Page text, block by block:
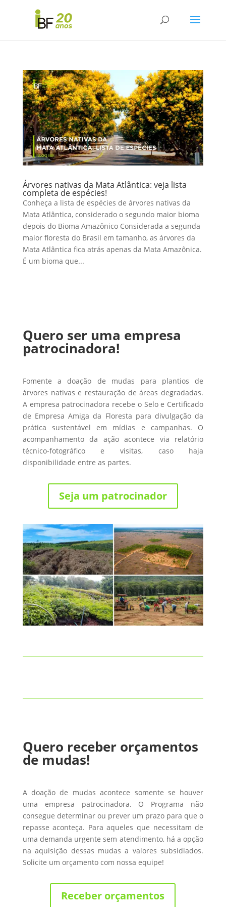
Árvores nativas da Mata Atlântica: veja lista
completa de espécies!
Conheça a lista de espécies de árvores nativas da
Mata Atlântica, considerado o segundo maior bioma
depois do Bioma Amazônico Considerada a segunda
maior floresta do Brasil em tamanho, as árvores da
Mata Atlântica fica atrás apenas da Mata Amazônica.
É um bioma que...
Quero ser uma empresa
patrocinadora!
Fomente a doação de mudas para plantios de
árvores nativas e restauração de áreas degradadas.
A empresa patrocinadora recebe o Selo e Certificado
de Empresa Amiga da Floresta para divulgação da
prática sustentável em mídias e campanhas. O
acompanhamento da ação acontece via relatório
técnico-fotográfico e visitas, caso haja
disponibilidade entre as partes.
Seja um patrocinador
Quero receber orçamentos
de mudas!
A doação de mudas acontece somente se houver
uma empresa patrocinadora. O Programa não
consegue determinar ou prever um prazo para que o
repasse aconteça. Para aqueles que necessitam de
uma demanda urgente sem atendimento, há a opção
na aquisição dessas mudas a valores subsidiados.
Solicite um orçamento com nossa equipe!
Receber orçamentos